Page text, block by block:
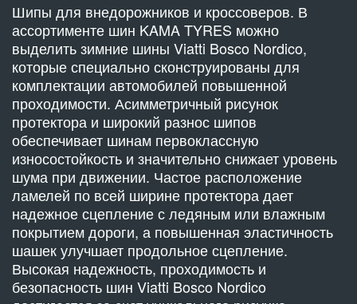
Шипы для внедорожников и кроссоверов. В
ассортименте шин KAMA TYRES можно
выделить зимние шины Viatti Bosco Nordico,
которые специально сконструированы для
комплектации автомобилей повышенной
проходимости. Асимметричный рисунок
протектора и широкий разнос шипов
обеспечивает шинам первоклассную
износостойкость и значительно снижает уровень
шума при движении. Частое расположение
ламелей по всей ширине протектора дает
надежное сцепление с ледяным или влажным
покрытием дороги, а повышенная эластичность
шашек улучшает продольное сцепление.
Высокая надежность, проходимость и
безопасность шин Viatti Bosco Nordico